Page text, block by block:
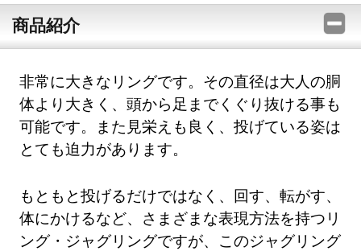
商品紹介
非常に大きなリングです。その直径は大人の胴
体より大きく、頭から足までくぐり抜ける事も
可能です。また見栄えも良く、投げている姿は
とても迫力があります。
もともと投げるだけではなく、回す、転がす、
体にかけるなど、さまざまな表現方法を持つリ
ング・ジャグリングですが、このジャグリング